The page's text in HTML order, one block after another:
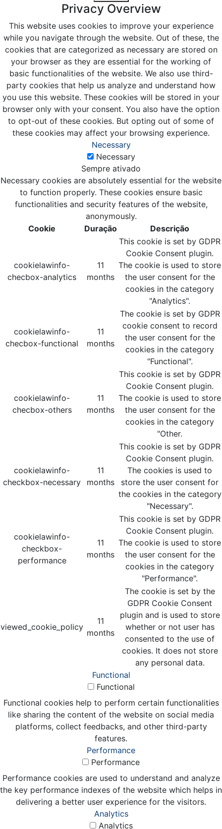
Privacy Overview
This website uses cookies to improve your experience
while you navigate through the website. Out of these, the
cookies that are categorized as necessary are stored on
your browser as they are essential for the working of
basic functionalities of the website. We also use third-
party cookies that help us analyze and understand how
you use this website. These cookies will be stored in your
browser only with your consent. You also have the option
to opt-out of these cookies. But opting out of some of
these cookies may affect your browsing experience.
Necessary
Necessary
Sempre ativado
Necessary cookies are absolutely essential for the website
to function properly. These cookies ensure basic
functionalities and security features of the website,
anonymously.
Cookie
Duração Descrição
cookielawinfo-
checbox-analytics
11
months
This cookie is set by GDPR
Cookie Consent plugin.
The cookie is used to store
the user consent for the
cookies in the category
"Analytics".
cookielawinfo-
checbox-functional
11
months
The cookie is set by GDPR
cookie consent to record
the user consent for the
cookies in the category
"Functional".
cookielawinfo-
checbox-others
11
months
This cookie is set by GDPR
Cookie Consent plugin.
The cookie is used to store
the user consent for the
cookies in the category
"Other.
cookielawinfo-
checkbox-necessary
11
months
This cookie is set by GDPR
Cookie Consent plugin.
The cookies is used to
store the user consent for
the cookies in the category
"Necessary".
cookielawinfo-
checkbox-
performance
11
months
This cookie is set by GDPR
Cookie Consent plugin.
The cookie is used to store
the user consent for the
cookies in the category
"Performance".
viewed_cookie_policy
11
months
The cookie is set by the
GDPR Cookie Consent
plugin and is used to store
whether or not user has
consented to the use of
cookies. It does not store
any personal data.
Functional
Functional
Functional cookies help to perform certain functionalities
like sharing the content of the website on social media
platforms, collect feedbacks, and other third-party
features.
Performance
Performance
Performance cookies are used to understand and analyze
the key performance indexes of the website which helps in
delivering a better user experience for the visitors.
Analytics
Analytics